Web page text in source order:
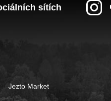
sítích
Jezto Market